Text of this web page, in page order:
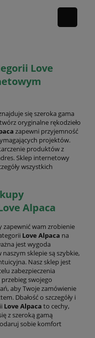
Love
się szeroka gama
oryginalne rękodzieło
zapewni przyjemność
projektów.
produktów z
Sklep internetowy
wszystkich
Alpaca
zapewnić wam zrobienie
Love Alpaca na
jest wygoda
sklepie są szybkie,
Nasz sklep jest
zabezpieczenia
swojego
aby Twoje zamówienie
Dbałość o szczegóły i
Love Alpaca to cechy,
z szeroką gamą
sobie komfort